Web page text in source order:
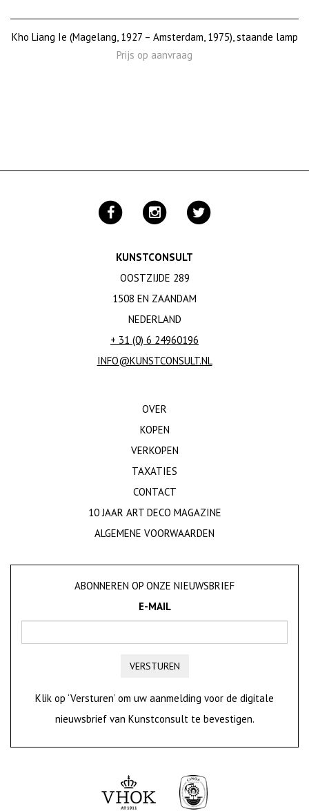
Kho Liang Ie (Magelang, 1927 – Amsterdam, 1975), staande lamp
Prijs op aanvraag
KUNSTCONSULT
OOSTZIJDE 289
1508 EN ZAANDAM
NEDERLAND
+ 31 (0) 6 24960196
INFO@KUNSTCONSULT.NL
OVER
KOPEN
VERKOPEN
TAXATIES
CONTACT
10 JAAR ART DECO MAGAZINE
ALGEMENE VOORWAARDEN
ABONNEREN OP ONZE NIEUWSBRIEF
E-MAIL
VERSTUREN
Klik op ‘Versturen’ om uw aanmelding voor de digitale
nieuwsbrief van Kunstconsult te bevestigen.